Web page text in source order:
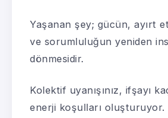
Yaşanan şey; gücün, ayırt
ve sorumluluğun yeniden
dönmesidir.
Kolektif uyanışınız, ifşayı
enerji koşulları oluşturuyor.